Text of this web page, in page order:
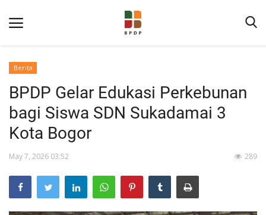
Tentang BPDP
Informasi Publik
Berita
BPDP Gelar Edukasi Perkebunan
bagi Siswa SDN Sukadamai 3
Kota Bogor
May 7, 2026 03:52 289